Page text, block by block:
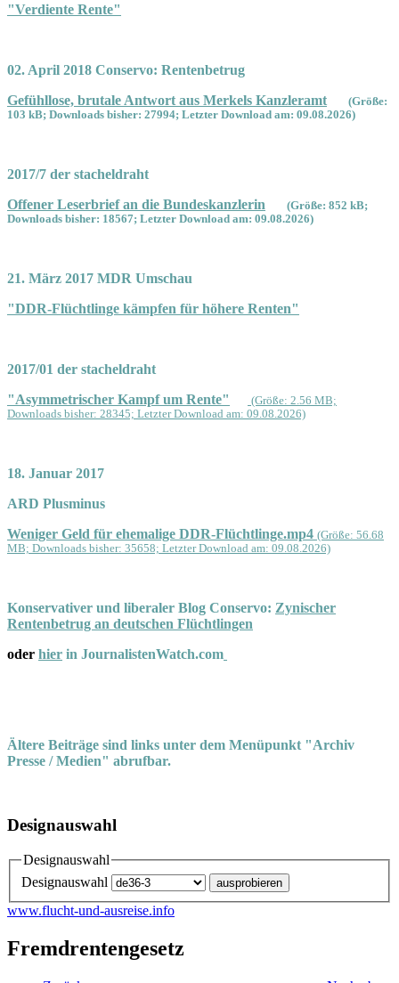
"Verdiente Rente"
02. April 2018 Conservo: Rentenbetrug
Gefühllose, brutale Antwort aus Merkels Kanzleramt
(Größe:
103 kB; Downloads bisher: 27994; Letzter Download am: 09.08.2026)
2017/7 der stacheldraht
Offener Leserbrief an die Bundeskanzlerin
(Größe: 852 kB;
Downloads bisher: 18567; Letzter Download am: 09.08.2026)
21. März 2017 MDR Umschau
"DDR-Flüchtlinge kämpfen für höhere Renten"
2017/01 der stacheldraht
"Asymmetrischer Kampf um Rente"
(Größe: 2.56 MB;
Downloads bisher: 28345; Letzter Download am: 09.08.2026)
18. Januar 2017
ARD Plusminus
Weniger Geld für ehemalige DDR-Flüchtlinge.mp4 (Größe: 56.68
MB; Downloads bisher: 35658; Letzter Download am: 09.08.2026)
Konservativer und liberaler Blog Conservo: Zynischer
Rentenbetrug an deutschen Flüchtlingen
oder hier in JournalistenWatch.com
Ältere Beiträge sind links unter dem Menüpunkt "Archiv
Presse / Medien" abrufbar.
Designauswahl
Designauswahl
Designauswahl
www.flucht-und-ausreise.info
Fremdrentengesetz